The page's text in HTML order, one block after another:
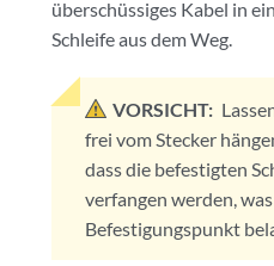
überschüssiges Kabel in
Schleife aus dem Weg.
VORSICHT:
frei vom Stecker
dass die befestigten
verfangen werden,
Befestigungspunkt